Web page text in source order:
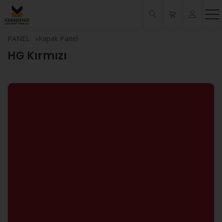
PANEL »Kapak Panel
HG Kırmızı